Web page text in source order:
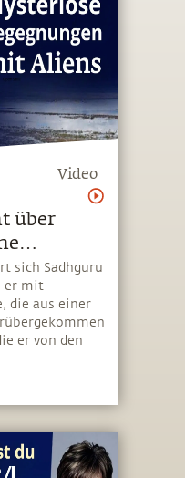
Video
über
sich Sadhguru
er mit
die aus einer
er von den